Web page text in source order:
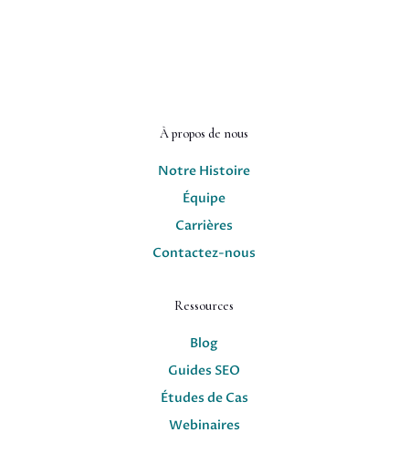
À propos de nous
Notre Histoire
Équipe
Carrières
Contactez-nous
Ressources
Blog
Guides SEO
Études de Cas
Webinaires